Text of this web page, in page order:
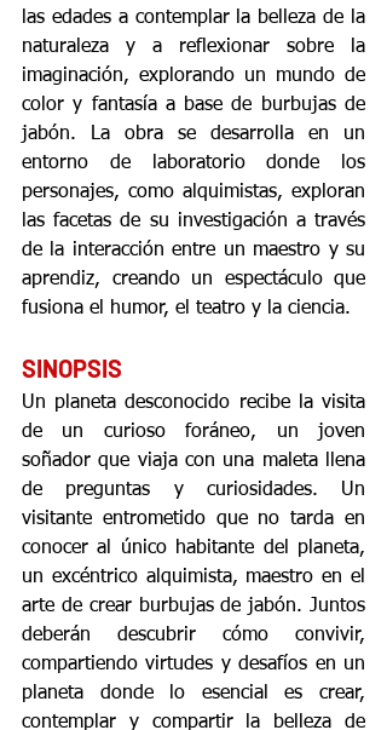
las edades a contemplar la belleza de la
naturaleza y a reflexionar sobre la
imaginación, explorando un mundo de
color y fantasía a base de burbujas de
jabón. La obra se desarrolla en un
entorno de laboratorio donde los
personajes, como alquimistas, exploran
las facetas de su investigación a través
de la interacción entre un maestro y su
aprendiz, creando un espectáculo que
fusiona el humor, el teatro y la ciencia.
SINOPSIS
Un planeta desconocido recibe la visita
de un curioso foráneo, un joven
soñador que viaja con una maleta llena
de preguntas y curiosidades. Un
visitante entrometido que no tarda en
conocer al único habitante del planeta,
un excéntrico alquimista, maestro en el
arte de crear burbujas de jabón. Juntos
deberán descubrir cómo convivir,
compartiendo virtudes y desafíos en un
planeta donde lo esencial es crear,
contemplar y compartir la belleza de